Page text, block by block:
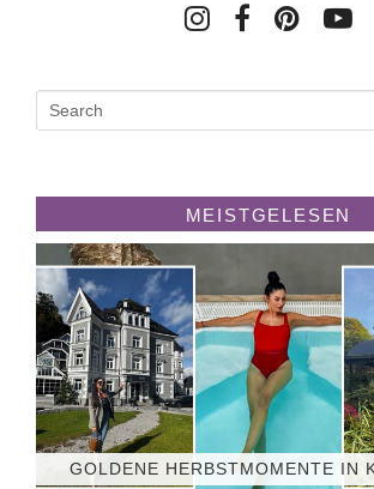
MEISTGELESEN
GOLDENE HERBSTMOMENTE IN